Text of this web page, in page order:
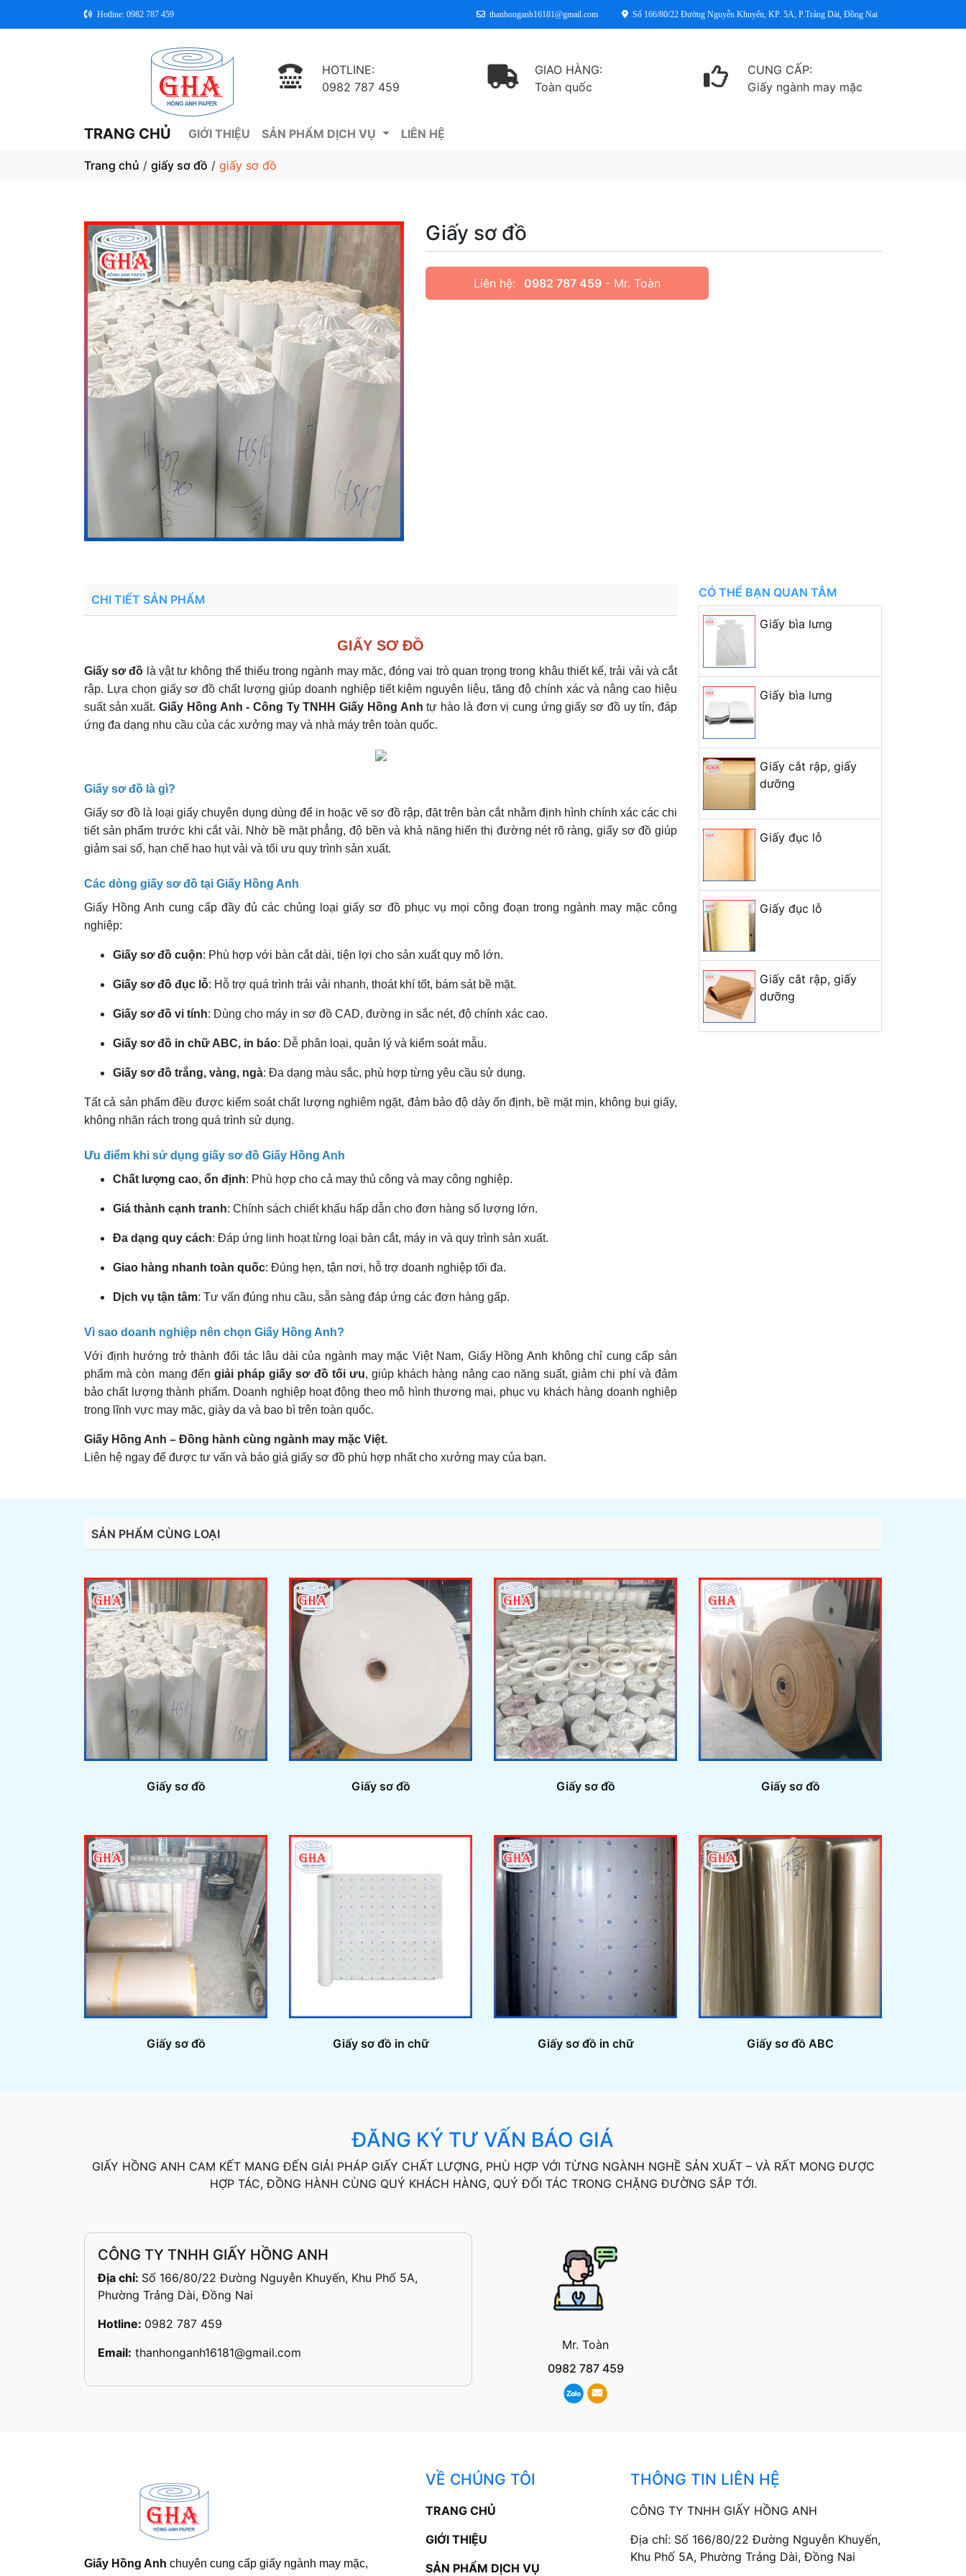
Hotline: 0982 787 459 thanhonganh16181@gmail.com Số 166/80/22 Đường Nguyễn Khuyến, KP. 5A, P.Trảng Dài, Đồng Nai
HOTLINE:
0982 787 459
GIAO HÀNG:
Toàn quốc
CUNG CẤP:
Giấy ngành may mặc
TRANG CHỦ GIỚI THIỆU SẢN PHẨM DỊCH VỤ LIÊN HỆ
Trang chủ / giấy sơ đồ / giấy sơ đồ
Giấy sơ đồ
Liên hệ: 0982 787 459- Mr. Toàn
CHI TIẾT SẢN PHẨM
GIẤY SƠ ĐỒ
Giấy sơ đồ là vật tư không thể thiếu trong ngành may mặc, đóng vai trò quan trọng trong khâu thiết kế, trải vải và cắt
rập. Lựa chọn giấy sơ đồ chất lượng giúp doanh nghiệp tiết kiệm nguyên liệu, tăng độ chính xác và nâng cao hiệu
suất sản xuất.Giấy Hồng Anh - Công Ty TNHH Giấy Hồng Anh tự hào là đơn vị cung ứng giấy sơ đồ uy tín, đáp
ứng đa dạng nhu cầu của các xưởng may và nhà máy trên toàn quốc.
Giấy sơ đồ là gì?
Giấy sơ đồ là loại giấy chuyên dụng dùng để in hoặc vẽ sơ đồ rập, đặt trên bàn cắt nhằm định hình chính xác các chi
tiết sản phẩm trước khi cắt vải. Nhờ bề mặt phẳng, độ bền và khả năng hiển thị đường nét rõ ràng, giấy sơ đồ giúp
giảm sai số, hạn chế hao hụt vải và tối ưu quy trình sản xuất.
Các dòng giấy sơ đồ tại Giấy Hồng Anh
Giấy Hồng Anh cung cấp đầy đủ các chủng loại giấy sơ đồ phục vụ mọi công đoạn trong ngành may mặc công
nghiệp:
Giấy sơ đồ cuộn: Phù hợp với bàn cắt dài, tiện lợi cho sản xuất quy mô lớn.
Giấy sơ đồ đục lỗ: Hỗ trợ quá trình trải vải nhanh, thoát khí tốt, bám sát bề mặt.
Giấy sơ đồ vi tính: Dùng cho máy in sơ đồ CAD, đường in sắc nét, độ chính xác cao.
Giấy sơ đồ in chữ ABC, in báo: Dễ phân loại, quản lý và kiểm soát mẫu.
Giấy sơ đồ trắng, vàng, ngà: Đa dạng màu sắc, phù hợp từng yêu cầu sử dụng.
Tất cả sản phẩm đều được kiểm soát chất lượng nghiêm ngặt, đảm bảo độ dày ổn định, bề mặt mịn, không bụi giấy,
không nhăn rách trong quá trình sử dụng.
Ưu điểm khi sử dụng giấy sơ đồ Giấy Hồng Anh
Chất lượng cao, ổn định: Phù hợp cho cả may thủ công và may công nghiệp.
Giá thành cạnh tranh: Chính sách chiết khấu hấp dẫn cho đơn hàng số lượng lớn.
Đa dạng quy cách: Đáp ứng linh hoạt từng loại bàn cắt, máy in và quy trình sản xuất.
Giao hàng nhanh toàn quốc: Đúng hẹn, tận nơi, hỗ trợ doanh nghiệp tối đa.
Dịch vụ tận tâm: Tư vấn đúng nhu cầu, sẵn sàng đáp ứng các đơn hàng gấp.
Vì sao doanh nghiệp nên chọn Giấy Hồng Anh?
Với định hướng trở thành đối tác lâu dài của ngành may mặc Việt Nam, Giấy Hồng Anh không chỉ cung cấp sản
phẩm mà còn mang đến giải pháp giấy sơ đồ tối ưu, giúp khách hàng nâng cao năng suất, giảm chi phí và đảm
bảo chất lượng thành phẩm. Doanh nghiệp hoạt động theo mô hình thương mại, phục vụ khách hàng doanh nghiệp
trong lĩnh vực may mặc, giày da và bao bì trên toàn quốc.
Giấy Hồng Anh – Đồng hành cùng ngành may mặc Việt.
Liên hệ ngay để được tư vấn và báo giá giấy sơ đồ phù hợp nhất cho xưởng may của bạn.
CÓ THỂ BẠN QUAN TÂM
Giấy bìa lưng
Giấy bìa lưng
Giấy cắt rập, giấy
dưỡng
Giấy đục lỗ
Giấy đục lỗ
Giấy cắt rập, giấy
dưỡng
SẢN PHẨM CÙNG LOẠI
Giấy sơ đồ Giấy sơ đồ Giấy sơ đồ Giấy sơ đồ
Giấy sơ đồ Giấy sơ đồ in chữ Giấy sơ đồ in chữ Giấy sơ đồ ABC
ĐĂNG KÝ TƯ VẤN BÁO GIÁ
GIẤY HỒNG ANH CAM KẾT MANG ĐẾN GIẢI PHÁP GIẤY CHẤT LƯỢNG, PHÙ HỢP VỚI TỪNG NGÀNH NGHỀ SẢN XUẤT – VÀ RẤT MONG ĐƯỢC
HỢP TÁC, ĐỒNG HÀNH CÙNG QUÝ KHÁCH HÀNG, QUÝ ĐỐI TÁC TRONG CHẶNG ĐƯỜNG SẮP TỚI.
CÔNG TY TNHH GIẤY HỒNG ANH
Địa chỉ: Số 166/80/22 Đường Nguyễn Khuyến, Khu Phố 5A,
Phường Trảng Dài, Đồng Nai
Hotline: 0982 787 459
Email: thanhonganh16181@gmail.com
Mr. Toàn
0982 787 459
Giấy Hồng Anh chuyên cung cấp giấy ngành may mặc,
VỀ CHÚNG TÔI
TRANG CHỦ
GIỚI THIỆU
SẢN PHẨM DỊCH VỤ
THÔNG TIN LIÊN HỆ
CÔNG TY TNHH GIẤY HỒNG ANH
Địa chỉ: Số 166/80/22 Đường Nguyễn Khuyến,
Khu Phố 5A, Phường Trảng Dài, Đồng Nai